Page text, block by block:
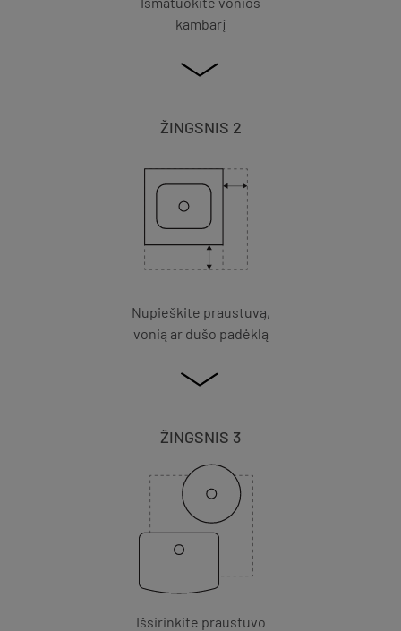
kambarį
ŽINGSNIS 2
Nupieškite praustuvą,
vonią ar dušo padėklą
ŽINGSNIS 3
Išsirinkite praustuvo